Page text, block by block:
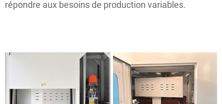
répondre aux besoins de production variables.